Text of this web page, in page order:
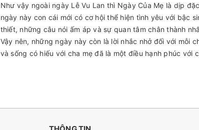
Như vậy ngoài ngày Lễ Vu Lan thì Ngày Của Mẹ là dịp
ngày này con cái mới có cơ hội thể hiện tình yêu với bậc
thiết, những câu nói ấm áp và sự quan tâm chân thành
Vậy nên, những ngày này còn là lời nhắc nhở đối với mỗi
và sống có hiếu với cha mẹ đã là một điều hạnh phúc với